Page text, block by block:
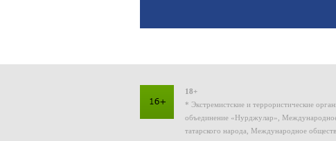
18+
* Экстремистские и террористические
объединение «Нурджулар»,
татарского народа, Международное